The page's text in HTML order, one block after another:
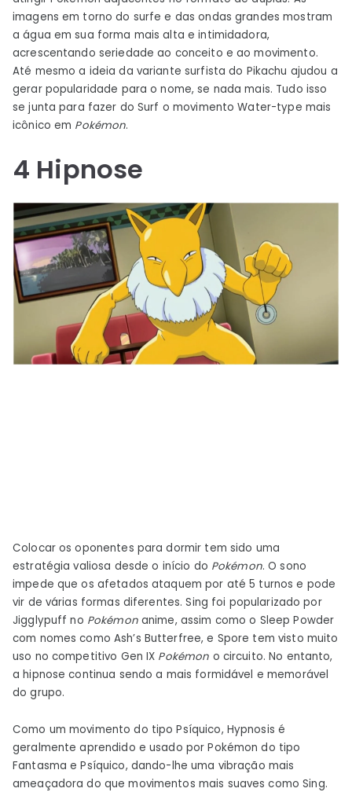
imagens em torno do surfe e das ondas grandes mostram
a água em sua forma mais alta e intimidadora,
acrescentando seriedade ao conceito e ao movimento.
Até mesmo a ideia da variante surfista do Pikachu ajudou a
gerar popularidade para o nome, se nada mais. Tudo isso
se junta para fazer do Surf o movimento Water-type mais
icônico em Pokémon.
4 Hipnose
Colocar os oponentes para dormir tem sido uma
estratégia valiosa desde o início do Pokémon. O sono
impede que os afetados ataquem por até 5 turnos e pode
vir de várias formas diferentes. Sing foi popularizado por
Jigglypuff no Pokémonanime, assim como o Sleep Powder
com nomes como Ash’s Butterfree, e Spore tem visto muito
uso no competitivo Gen IX Pokémon o circuito. No entanto,
a hipnose continua sendo a mais formidável e memorável
do grupo.
Como um movimento do tipo Psíquico, Hypnosis é
geralmente aprendido e usado por Pokémon do tipo
Fantasma e Psíquico, dando-lhe uma vibração mais
ameaçadora do que movimentos mais suaves como Sing.